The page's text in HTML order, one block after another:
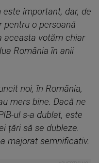
important, dar, de
pentru o persoană
aceasta votăm chiar
România în anii
noi, în România,
mers bine. Dacă ne
ul s-a dublat, este
țări să se dubleze.
majorat semnificativ.